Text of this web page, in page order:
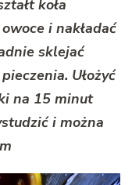
koła
i nakładać
sklejać
Ułożyć
na 15 minut
i można